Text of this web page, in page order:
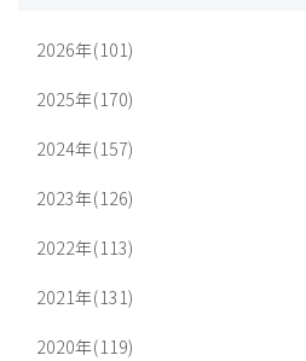
2026年(101)
2025年(170)
2024年(157)
2023年(126)
2022年(113)
2021年(131)
2020年(119)